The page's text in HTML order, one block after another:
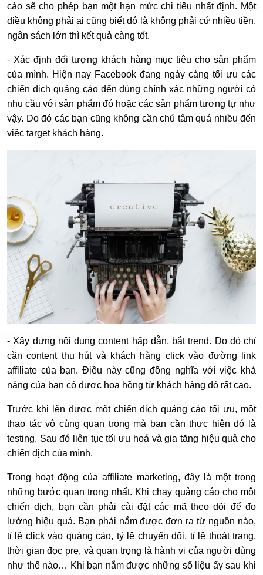
cáo sẽ cho phép bạn một hạn mức chi tiêu nhất định. Một
điều không phải ai cũng biết đó là không phải cứ nhiều tiền,
ngân sách lớn thì kết quả càng tốt.
- Xác định đối tượng khách hàng mục tiêu cho sản phẩm
của mình. Hiện nay Facebook đang ngày càng tối ưu các
chiến dịch quảng cáo đến đúng chính xác những người có
nhu cầu với sản phẩm đó hoặc các sản phẩm tương tự như
vậy. Do đó các bạn cũng không cần chú tâm quá nhiều đến
việc target khách hàng.
- Xây dựng nội dung content hấp dẫn, bắt trend. Do đó chỉ
cần content thu hút và khách hàng click vào đường link
affiliate của bạn. Điều này cũng đồng nghĩa với việc khả
năng của bạn có được hoa hồng từ khách hàng đó rất cao.
Trước khi lên được một chiến dịch quảng cáo tối ưu, một
thao tác vô cùng quan trọng mà bạn cần thực hiện đó là
testing. Sau đó liên tục tối ưu hoá và gia tăng hiệu quả cho
chiến dịch của mình.
Trong hoạt động của affiliate marketing, đây là một trong
những bước quan trọng nhất. Khi chạy quảng cáo cho một
chiến dịch, bạn cần phải cài đặt các mã theo dõi để đo
lường hiệu quả. Bạn phải nắm được đơn ra từ nguồn nào,
tỉ lệ click vào quảng cáo, tỷ lệ chuyển đổi, tỉ lệ thoát trang,
thời gian đọc pre, và quan trọng là hành vi của người dùng
như thế nào… Khi bạn nắm được những số liệu ấy sau khi